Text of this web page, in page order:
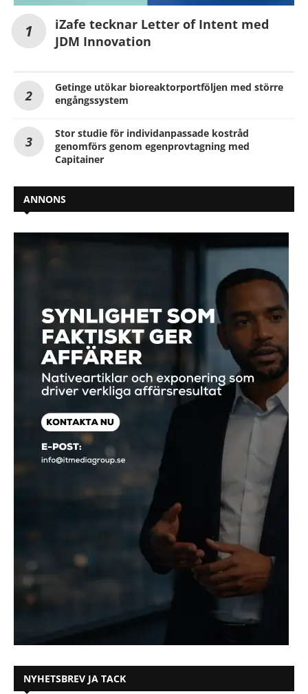
iZafe tecknar Letter of Intent med
JDM Innovation
Getinge utökar bioreaktorportföljen med större
engångssystem
Stor studie för individanpassade kostråd
genomförs genom egenprovtagning med
Capitainer
ANNONS
NYHETSBREV JA TACK